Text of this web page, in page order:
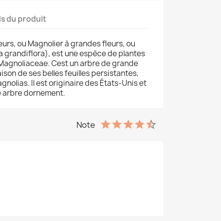
du produit
ou Magnolier à grandes fleurs, ou
grandiflora), est une espèce de plantes
Cest un arbre de grande
de ses belles feuilles persistantes,
Il est originaire des États-Unis et
arbre dornement.
Note